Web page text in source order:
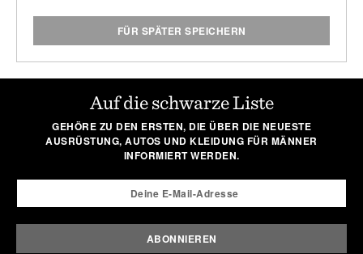
FÜR SPÄTER SPEICHERN
Auf die schwarze Liste
GEHÖRE ZU DEN ERSTEN, DIE ÜBER DIE NEUESTE
AUSRÜSTUNG, AUTOS UND KLEIDUNG FÜR MÄNNER
INFORMIERT WERDEN.